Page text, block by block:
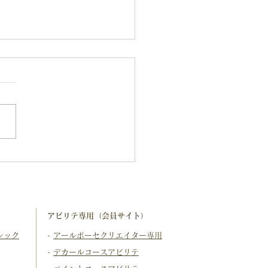
てでも大丈夫｜アール
ック
アビリテ専用（会員サイト）
- アールポーセクリエイター専用
- デカールコースアビリテ